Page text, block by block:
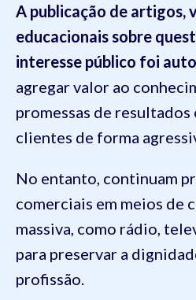
A publicação de artigos,
educacionais sobre
interesse público foi
agregar valor ao
promessas de resultados
clientes de forma
No entanto, continuam
comerciais em meios de
massiva, como rádio,
para preservar a
profissão.